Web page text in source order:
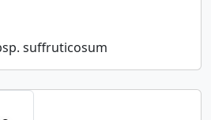
suffruticosum